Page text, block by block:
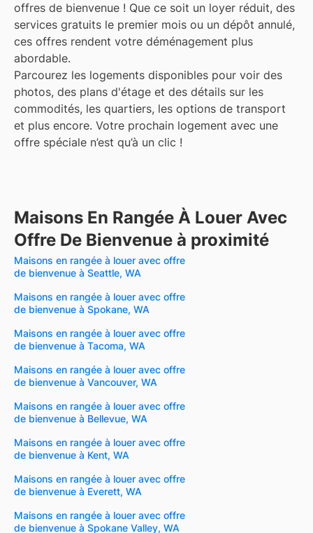
offres de bienvenue ! Que ce soit un loyer réduit, des
services gratuits le premier mois ou un dépôt annulé,
ces offres rendent votre déménagement plus
abordable.
Parcourez les logements disponibles pour voir des
photos, des plans d'étage et des détails sur les
commodités, les quartiers, les options de transport
et plus encore. Votre prochain logement avec une
offre spéciale n’est qu’à un clic !
Maisons En Rangée À Louer Avec
Offre De Bienvenue à proximité
Maisons en rangée à louer avec offre
de bienvenue à Seattle, WA
Maisons en rangée à louer avec offre
de bienvenue à Spokane, WA
Maisons en rangée à louer avec offre
de bienvenue à Tacoma, WA
Maisons en rangée à louer avec offre
de bienvenue à Vancouver, WA
Maisons en rangée à louer avec offre
de bienvenue à Bellevue, WA
Maisons en rangée à louer avec offre
de bienvenue à Kent, WA
Maisons en rangée à louer avec offre
de bienvenue à Everett, WA
Maisons en rangée à louer avec offre
de bienvenue à Spokane Valley, WA